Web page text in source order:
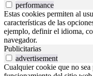
performance
Estas cookies permiten al
características de las
ejemplo, definir el idioma,
navegador.
Publicitarias
advertisement
Cualquier cookie que no sea